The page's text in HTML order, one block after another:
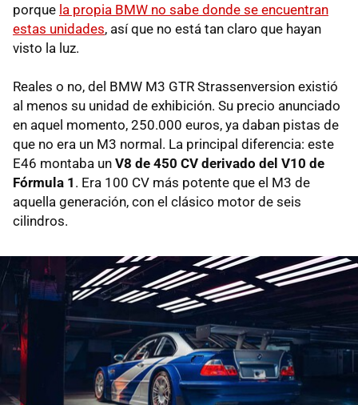
porque la propia BMW no sabe donde se encuentran
estas unidades, así que no está tan claro que hayan
visto la luz.
Reales o no, del BMW M3 GTR Strassenversion existió
al menos su unidad de exhibición. Su precio anunciado
en aquel momento, 250.000 euros, ya daban pistas de
que no era un M3 normal. La principal diferencia: este
E46 montaba un V8 de 450 CV derivado del V10 de
Fórmula 1 . Era 100 CV más potente que el M3 de
aquella generación, con el clásico motor de seis
cilindros.